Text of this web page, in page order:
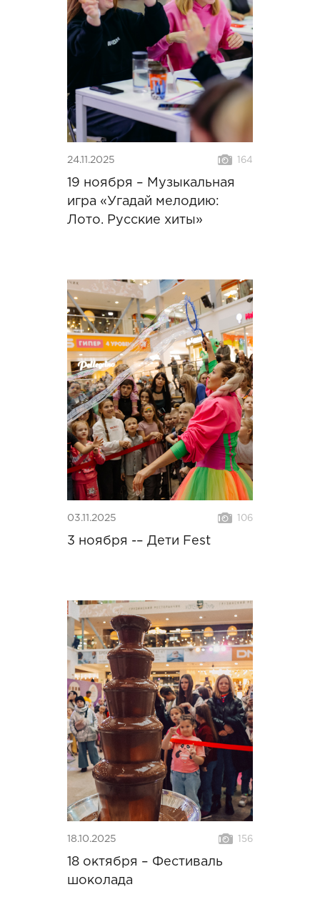
24.11.2025 164
19 ноября – Музыкальная
игра «Угадай мелодию:
Лото. Русские хиты»
03.11.2025 106
3 ноября -– Дети Fest
18.10.2025 156
18 октября – Фестиваль
шоколада